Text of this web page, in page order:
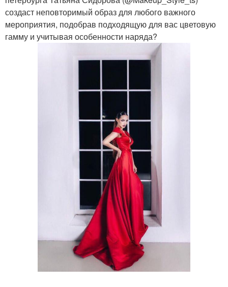
создаст неповторимый образ для любого важного
мероприятия, подобрав подходящую для вас цветовую
гамму и учитывая особенности наряда?